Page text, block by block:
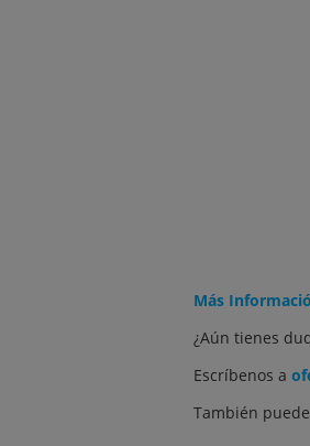
Más
¿Aún tienes
Escríbenos a
También